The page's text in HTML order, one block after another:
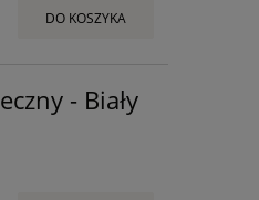
DO KOSZYKA
- Biały